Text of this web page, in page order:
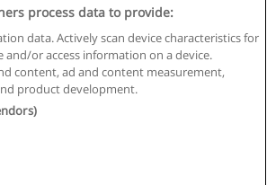
Правила пользования
информации
Напишите Educaedu
Business S.L. - CIF : B-95610580: -
process data to provide:
data. Actively scan device characteristics for
and/or access information on a device.
content, ad and content measurement,
product development.